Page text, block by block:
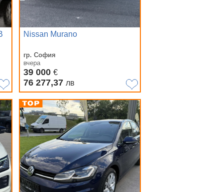
Nissan Murano
гр. София
вчера
39 000 €
76 277,37 лв